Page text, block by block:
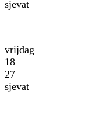
sjevat
vrijdag
18
27
sjevat